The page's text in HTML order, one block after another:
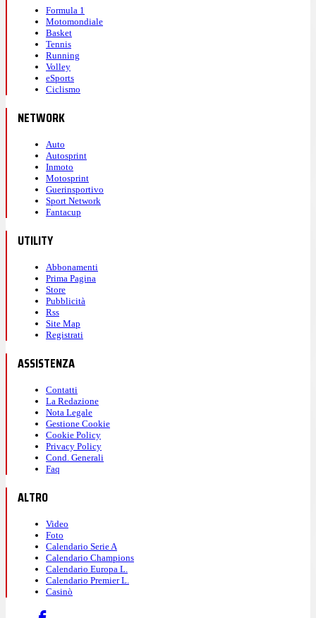
Formula 1
Motomondiale
Basket
Tennis
Running
Volley
eSports
Ciclismo
NETWORK
Auto
Autosprint
Inmoto
Motosprint
Guerinsportivo
Sport Network
Fantacup
UTILITY
Abbonamenti
Prima Pagina
Store
Pubblicità
Rss
Site Map
Registrati
ASSISTENZA
Contatti
La Redazione
Nota Legale
Gestione Cookie
Cookie Policy
Privacy Policy
Cond. Generali
Faq
ALTRO
Video
Foto
Calendario Serie A
Calendario Champions
Calendario Europa L.
Calendario Premier L.
Casinò